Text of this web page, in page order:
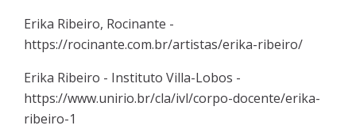
Erika Ribeiro, Rocinante -
https://rocinante.com.br/artistas/erika-ribeiro/
Erika Ribeiro - Instituto Villa-Lobos -
https://www.unirio.br/cla/ivl/corpo-docente/erika-
ribeiro-1